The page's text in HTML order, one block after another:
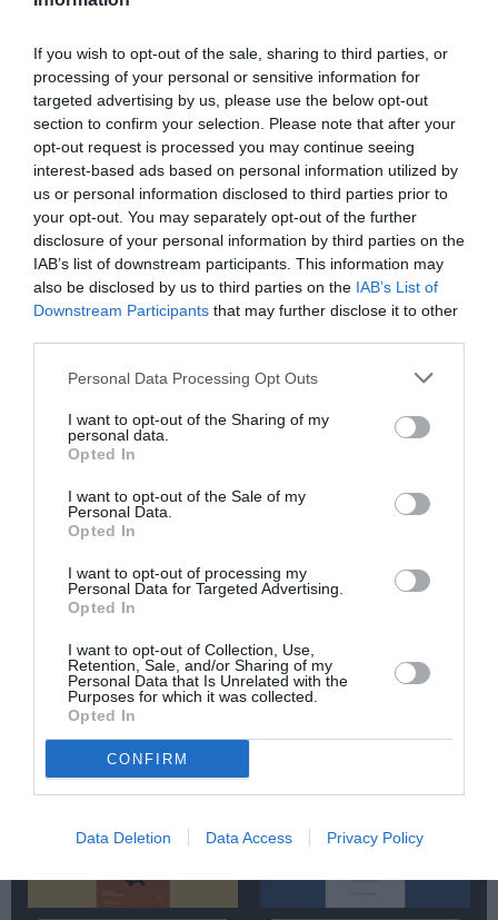
If you wish to opt-out of the sale, sharing to third parties, or
processing of your personal or sensitive information for
targeted advertising by us, please use the below opt-out
section to confirm your selection. Please note that after your
opt-out request is processed you may continue seeing
interest-based ads based on personal information utilized by
us or personal information disclosed to third parties prior to
your opt-out. You may separately opt-out of the further
disclosure of your personal information by third parties on the
IAB’s list of downstream participants. This information may
also be disclosed by us to third parties on the IAB’s List of
Downstream Participants that may further disclose it to other
Personal Data Processing Opt Outs
I want to opt-out of the Sharing of my
personal data.
Opted In
I want to opt-out of the Sale of my
Personal Data.
Opted In
I want to opt-out of processing my
Personal Data for Targeted Advertising.
Opted In
I want to opt-out of Collection, Use,
Retention, Sale, and/or Sharing of my
Personal Data that Is Unrelated with the
Purposes for which it was collected.
Opted In
CONFIRM
Data Deletion Data Access Privacy Policy
Ακολουθήστε το Culturenow.gr στοGoogle Newsκαι
μάθετε πρώτοι όλες τις ειδήσεις
Δείτε όλα τατελευταία νέαγια την Τέχνη και τον
Πολιτισμό στοCulturenow.gr
Νέοι Διαγωνισμοί❯
Tags
ΞΕΝΟΙ ΣΥΓΓΡΑΦΕΙΣ
Newsletter
Κάθε βδομάδα στο e-mail σας τα τελευταία νέα για
Σχετικά Άρθρα